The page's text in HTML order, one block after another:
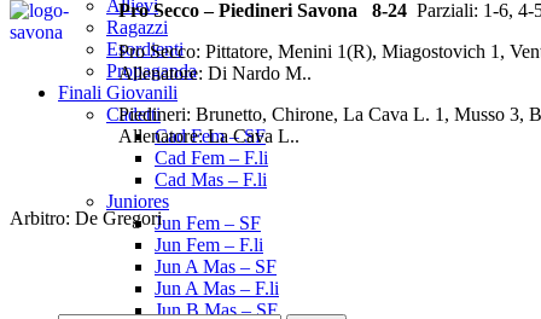
Allievi
Ragazzi
Esordienti
Propaganda
Finali Giovanili
Cadetti
Cad Fem – SF
Cad Fem – F.li
Cad Mas – F.li
Juniores
Jun Fem – SF
Jun Fem – F.li
Jun A Mas – SF
Jun A Mas – F.li
Jun B Mas – SF
Pro Secco – Piedineri Savona 8-24 Parziali: 1-6, 4-
Pro Secco: Pittatore, Menini 1(R), Miagostovich 1,
Allenatore: Di Nardo M..
Piedineri: Brunetto, Chirone, La Cava L. 1, Musso 3,
Allenatore: La Cava L..
Arbitro: De Gregori